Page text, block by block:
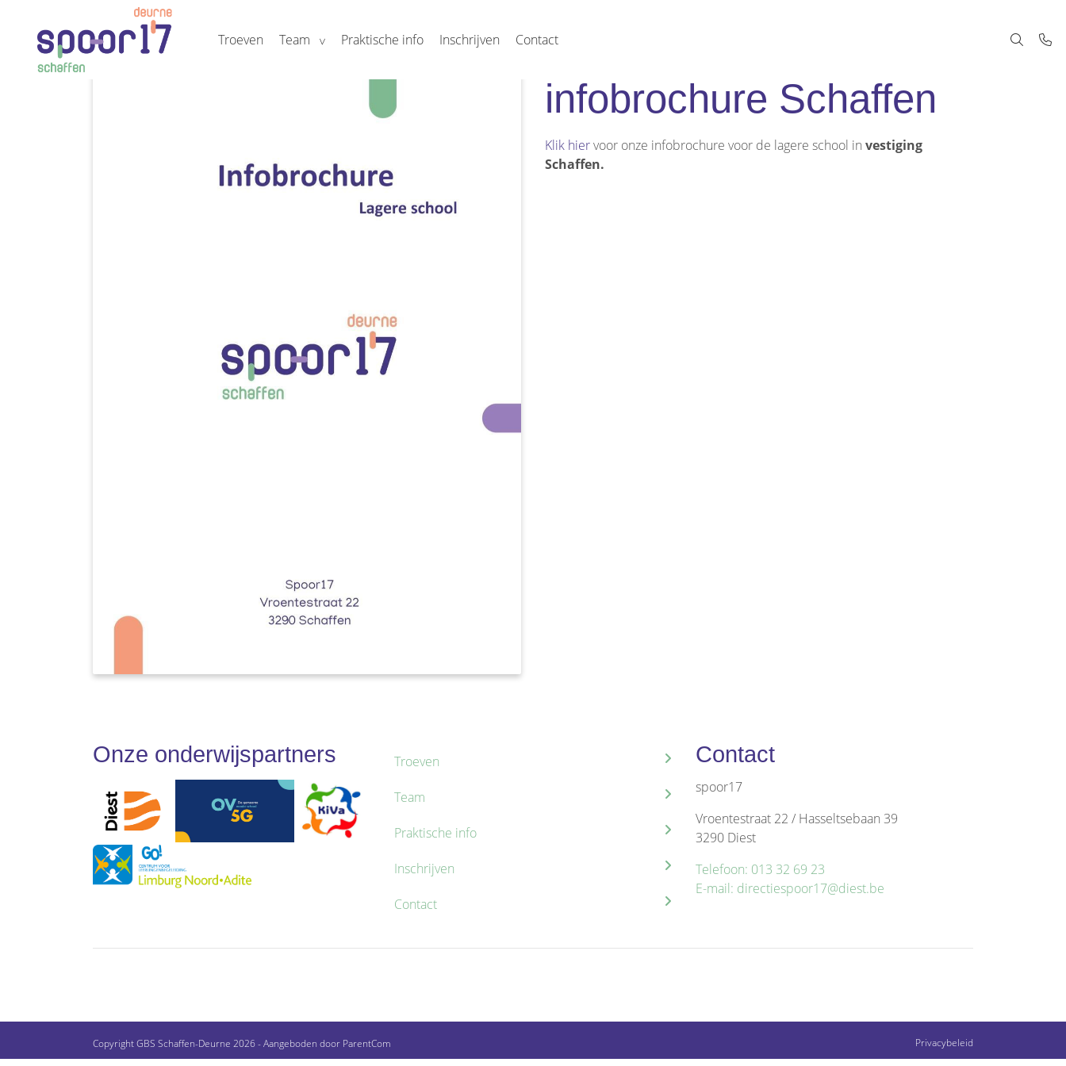
Troeven Team Praktische info Inschrijven Contact
infobrochure Schaffen
Klik hiervoor onze infobrochure voor de lagere school in vestiging
Schaffen.
Onze onderwijspartners Troeven
Team
Praktische info
Inschrijven
Contact
Contact
spoor17
Vroentestraat 22 / Hasseltsebaan 39
3290 Diest
Telefoon: 013 32 69 23
E-mail: directiespoor17@diest.be
Copyright GBS Schaffen-Deurne 2026 - Aangeboden door ParentCom Privacybeleid